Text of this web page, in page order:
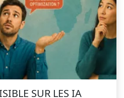
SUR LES IA